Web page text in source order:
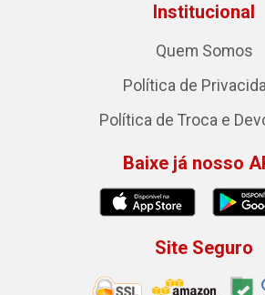
Institucional
Quem Somos
Política de
Política de Troca e
Baixe já nosso
Site Seguro